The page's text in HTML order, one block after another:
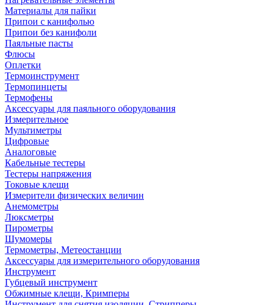
Материалы для пайки
Припои с канифолью
Припои без канифоли
Паяльные пасты
Флюсы
Оплетки
Термоинструмент
Термопинцеты
Термофены
Аксессуары для паяльного оборудования
Измерительное
Мультиметры
Цифровые
Аналоговые
Кабельные тестеры
Тестеры напряжения
Токовые клещи
Измерители физических величин
Анемометры
Люксметры
Пирометры
Шумомеры
Термометры, Метеостанции
Аксессуары для измерительного оборудования
Инструмент
Губцевый инструмент
Обжимные клещи, Кримперы